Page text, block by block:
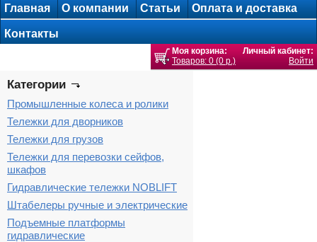
Главная О компании Статьи Оплата и доставка
Контакты
Моя корзина:
Товаров: 0 (0 р.)
Личный кабинет:
Войти
Категории
Промышленные колеса и ролики
Тележки для дворников
Тележки для грузов
Тележки для перевозки сейфов,
шкафов
Гидравлические тележки NOBLIFT
Штабелеры ручные и электрические
Подъемные платформы
гидравлические